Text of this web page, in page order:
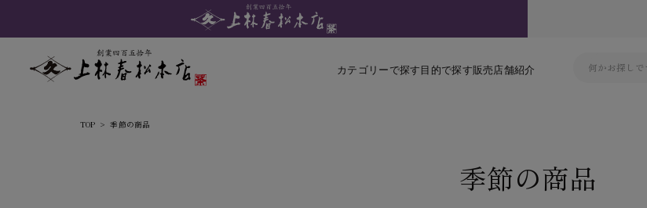
カテゴリーで探す目的で探す販売店舗紹介
TOP 季節の商品
季節の商品